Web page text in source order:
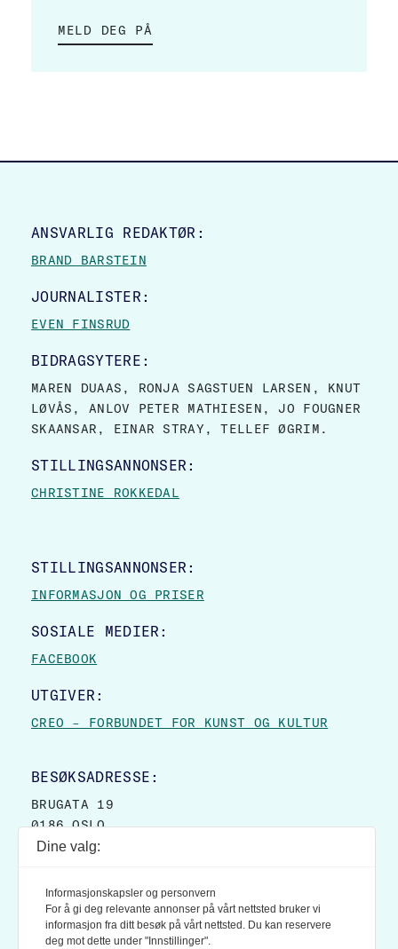
MELD DEG PÅ
SITE FOOTER
ANSVARLIG REDAKTØR:
BRAND BARSTEIN
JOURNALISTER:
EVEN FINSRUD
BIDRAGSYTERE:
MAREN DUAAS, RONJA SAGSTUEN LARSEN, KNUT
LØVÅS, ANLOV PETER MATHIESEN, JO FOUGNER
SKAANSAR, EINAR STRAY, TELLEF ØGRIM.
STILLINGSANNONSER:
CHRISTINE ROKKEDAL
STILLINGSANNONSER:
INFORMASJON OG PRISER
SOSIALE MEDIER:
FACEBOOK
UTGIVER:
CREO – FORBUNDET FOR KUNST OG KULTUR
BESØKSADRESSE:
BRUGATA 19
0186 OSLO
POSTBOKS 9007 GRØNLAND
0133 OSLO
LES OGSÅ:
Dine valg:
Informasjonskapsler og personvern
For å gi deg relevante annonser på vårt nettsted bruker vi
informasjon fra ditt besøk på vårt nettsted. Du kan reservere
deg mot dette under "Innstillinger".